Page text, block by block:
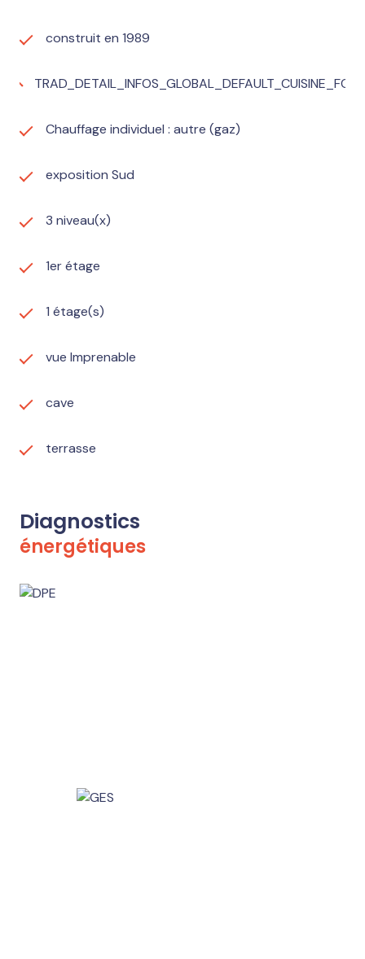
premier étage. La propriété est raccordée au tout-à-
située à proximité des écoles, des commerces et de la
pour toute la famille. Contactez Céline GRENIER pour
Les informations sur les risques auxquels ce bien est
construit en 1989
Chauffage individuel : autre (gaz)
exposition Sud
3 niveau(x)
1er étage
1 étage(s)
vue Imprenable
cave
terrasse
Diagnostics
énergétiques